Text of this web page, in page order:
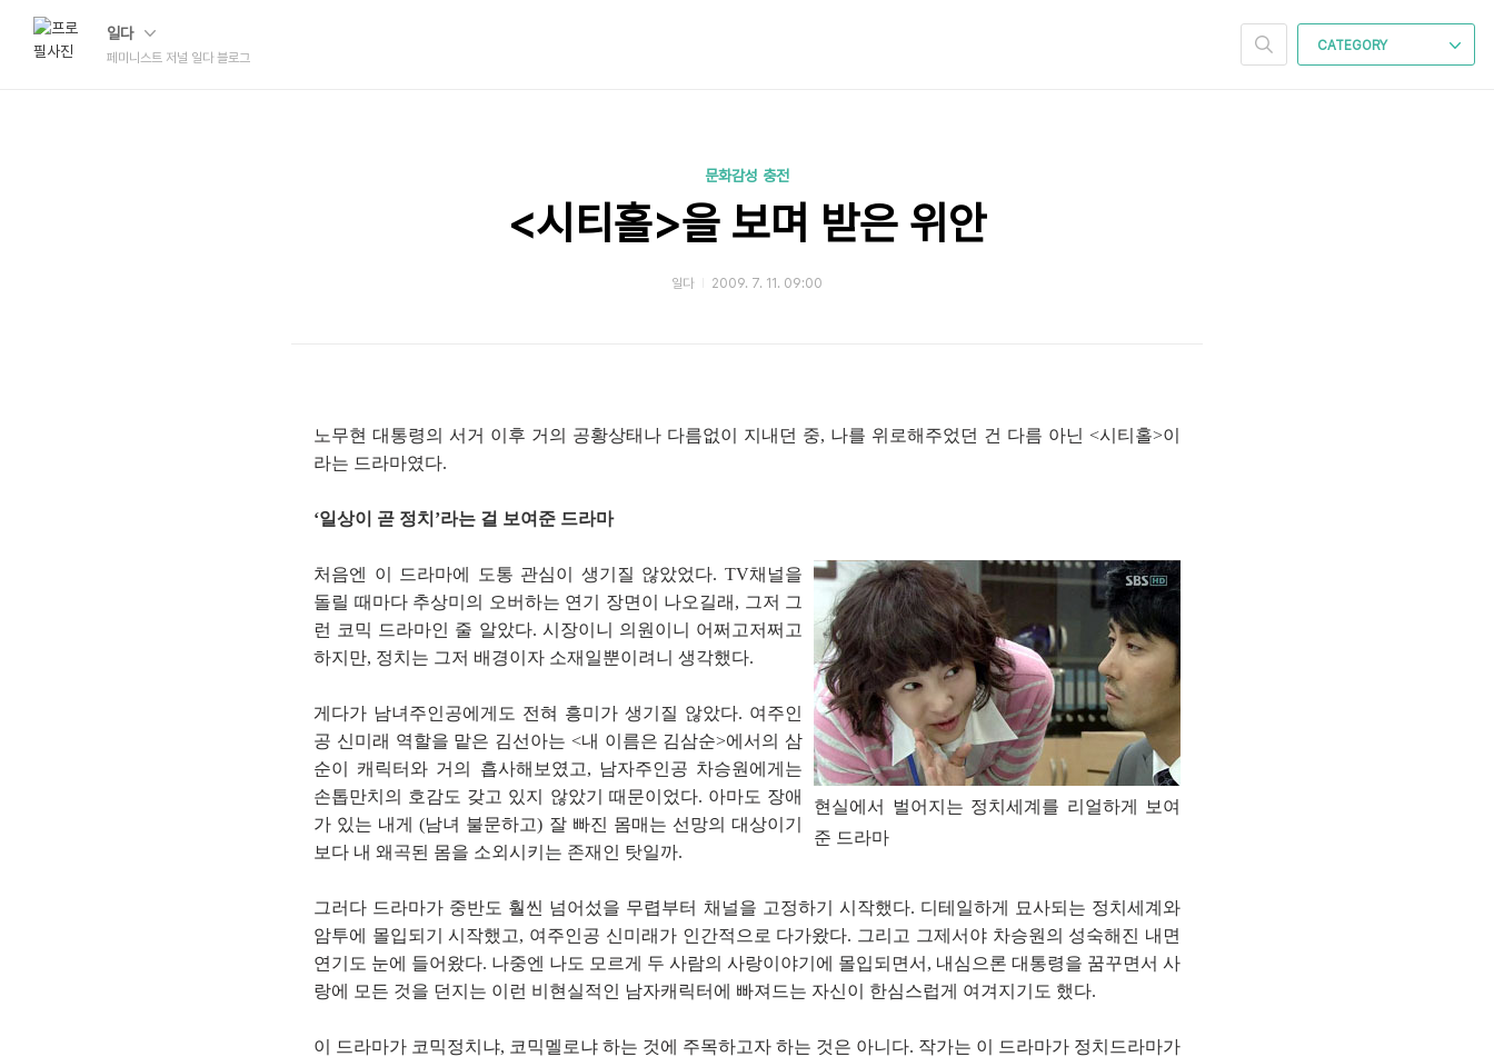
일다
페미니스트 저널 일다 블로그
CATEGORY
문화감성 충전
<시티홀>을 보며 받은 위안
일다 2009. 7. 11. 09:00
노무현 대통령의 서거 이후 거의 공황상태나 다름없이 지내던 중, 나를 위로해주었던 건 다름 아닌 <시티홀>이
라는 드라마였다.
‘일상이 곧 정치’라는 걸 보여준 드라마
현실에서 벌어지는 정치세계를 리얼하게 보여
준 드라마
처음엔 이 드라마에 도통 관심이 생기질 않았었다. TV채널을
돌릴 때마다 추상미의 오버하는 연기 장면이 나오길래, 그저 그
런 코믹 드라마인 줄 알았다. 시장이니 의원이니 어쩌고저쩌고
하지만, 정치는 그저 배경이자 소재일뿐이려니 생각했다.
게다가 남녀주인공에게도 전혀 흥미가 생기질 않았다. 여주인
공 신미래 역할을 맡은 김선아는 <내 이름은 김삼순>에서의 삼
순이 캐릭터와 거의 흡사해보였고, 남자주인공 차승원에게는
손톱만치의 호감도 갖고 있지 않았기 때문이었다. 아마도 장애
가 있는 내게 (남녀 불문하고) 잘 빠진 몸매는 선망의 대상이기
보다 내 왜곡된 몸을 소외시키는 존재인 탓일까.
그러다 드라마가 중반도 훨씬 넘어섰을 무렵부터 채널을 고정하기 시작했다. 디테일하게 묘사되는 정치세계와
암투에 몰입되기 시작했고, 여주인공 신미래가 인간적으로 다가왔다. 그리고 그제서야 차승원의 성숙해진 내면
연기도 눈에 들어왔다. 나중엔 나도 모르게 두 사람의 사랑이야기에 몰입되면서, 내심으론 대통령을 꿈꾸면서 사
랑에 모든 것을 던지는 이런 비현실적인 남자캐릭터에 빠져드는 자신이 한심스럽게 여겨지기도 했다.
이 드라마가 코믹정치냐, 코믹멜로냐 하는 것에 주목하고자 하는 것은 아니다. 작가는 이 드라마가 정치드라마가